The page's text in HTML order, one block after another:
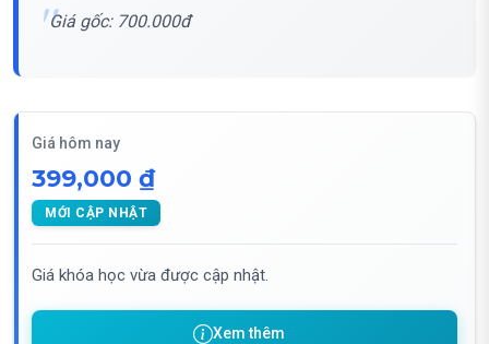
Giá gốc: 700.000đ
Giá hôm nay
399,000 ₫
MỚI CẬP NHẬT
Giá khóa học vừa được cập nhật.
Xem thêm